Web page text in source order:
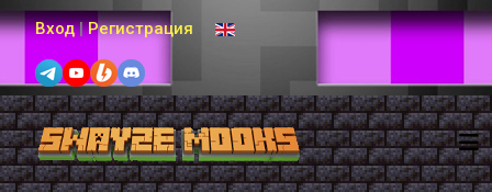
Вход | Регистрация Выберите язык